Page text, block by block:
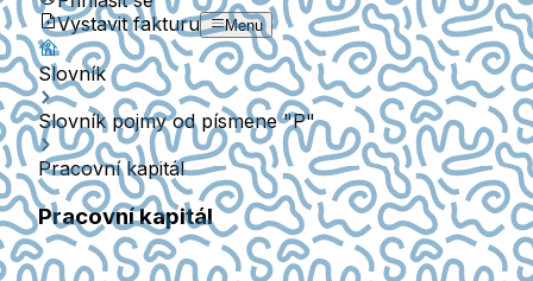
Vystavit fakturu
Menu
Slovník
Slovník pojmy od písmene "P"
Pracovní kapitál
Pracovní kapitál